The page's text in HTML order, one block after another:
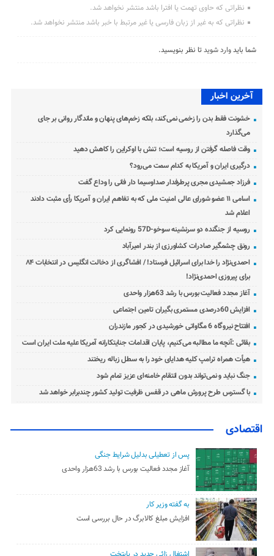
نظراتی که حاوی تهمت یا افترا باشد منتشر نخواهد شد.
نظراتی که به غیر از زبان فارسی یا غیر مرتبط با خبر باشد منتشر نخواهد شد.
شما بایدوارد شویدتا نظر بنویسید.
آخرین اخبار
خشونت فقط بدن را زخمی نمی‌کند، بلکه زخم‌های پنهان و ماندگار روانی بر جای
می‌گذارد
وقت فاصله گرفتن از روسیه است؛ تنش با اوکراین را کاهش دهید
درگیری ایران و آمریکا به کدام سمت می‌رود؟
فرزاد جمشیدی مجری پرطرفدار صداوسیما دار فانی را وداع گفت
اسامی ۱۱ عضو شورای عالی امنیت ملی که به تفاهم ایران و آمریکا رأی مثبت دادند
اعلام شد
روسیه از جنگنده دو سرنشینه سوخو-57D رونمایی کرد
رونق چشمگیر صادرات کشاورزی از بندر امیرآباد
احمدی‌نژاد را خدا برای اسرائیل فرستاد! / افشاگری از دخالت انگلیس در انتخابات ۸۴
برای پیروزی احمدی‌نژاد!
آغاز مجدد فعالیت بورس با رشد 63هزار واحدی
افزایش 60درصدی مستمری بگیران تامین اجتماعی
افتتاح نیروگاه 6 مگاواتی خورشیدی در کجور مازندران
بقائی :آنچه ما مطالبه می‌کنیم، پایان اقدامات جنایتکارانه آمریکا علیه ملت ایران است
هیأت همراه ترامپ کلیه هدایای خود را به سطل زباله ریختند
جنگ نباید و نمی‌تواند بدون انتقام خامنه‌ای عزیز تمام شود
با گسترس طرح پرورش ماهی در قفس ظرفیت تولید کشور چندبرابر خواهد شد
اقتصادی
پس از تعطیلی بدلیل شرایط جنگی
آغاز مجدد فعالیت بورس با رشد 63هزار واحدی
به گفته وزیر کار
افزایش مبلغ کالابرگ در حال بررسی است